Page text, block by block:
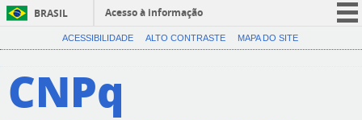
BRASIL
Acesso à informação
CORONAVÍRUS (COVID-19)
ACESSIBILIDADE ALTO CONTRASTE MAPA DO SITE
CNPq